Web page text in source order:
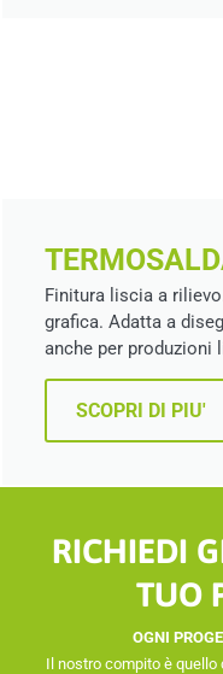
Finitura liscia a
grafica. Adatta a
anche per produzioni
SCOPRI DI PIU'
RICHIEDI
TUO
OGNI
Il nostro compito è